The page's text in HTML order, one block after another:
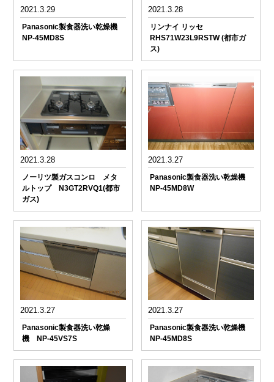
2021.3.29
Panasonic製食器洗い乾燥機
NP-45MD8S
2021.3.28
リンナイ リッセ
RHS71W23L9RSTW (都市ガ
ス)
2021.3.28
ノーリツ製ガスコンロ メタ
ルトップ N3GT2RVQ1(都市
ガス)
2021.3.27
Panasonic製食器洗い乾燥機
NP-45MD8W
2021.3.27
Panasonic製食器洗い乾燥
機 NP-45VS7S
2021.3.27
Panasonic製食器洗い乾燥機
NP-45MD8S